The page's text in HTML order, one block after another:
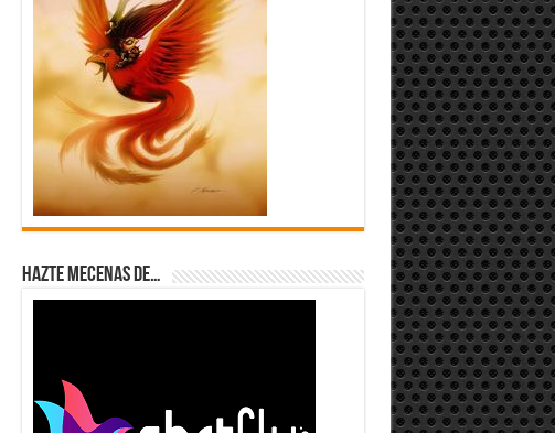
Hazte Mecenas de…